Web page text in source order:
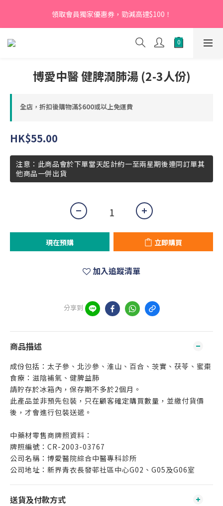
【新會員】即日起至2026月12月31日，首次下單輸入優惠碼
「NEW95」即可享95折
領取會員獨家優惠券，勁減高達$100！
【新會員】即日起至2026月12月31日，首次下單輸入優惠碼
「NEW95」即可享95折
博愛中醫 健脾潤肺湯 (2-3人份)
全店，折扣後購物滿$600或以上免運費
HK$55.00
注意：此商品會於下單當天起計約一至兩星期後連同訂單其
他商品一併出貨
現在預購 立即購買
加入追蹤清單
分享到
商品描述
成份包括：太子參、北沙參、淮山、百合、茨實、茯苓、蜜棗
食療：滋陰補氣、健脾益肺
請貯存於冰箱內，保存期不多於2個月。
此產品並非預先包裝，只在顧客確定購買數量，並繳付貨價
後，才會進行包裝送遞。
中藥材零售商牌照資料：
牌照編號：CR-2003-03767
公司名稱：博愛醫院綜合中醫專科診所
公司地址：新界青衣長發邨社區中心G02、G05及G06室
送貨及付款方式